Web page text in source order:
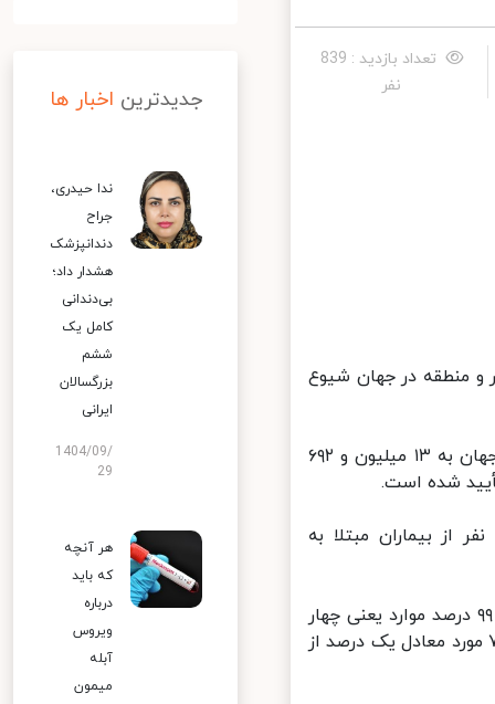
تعداد بازدید : 839
نفر
مبتلایان به بیماری کووید-۱۹ که تاکنون در ۲۱۳ کشور و منطقه در جهان شیوع
تازه‌ترین آمارها حاکی از آن است که شمار مبتلایان کروناویروس جدید در جهان به ۱۳ میلیون و ۶۹۲
تازه‌ترین آمارها تاکنون هشت میلیون و ۱۴۸ هزار و ۵۷۶ نفر از بیماران مبتلا به
از میان چهار میلیون و ۹۵۷ هزار و ۴۹۸ مورد ابتلای فعال در سراسر جهان، ۹۹ درصد موارد یعنی چهار
و ۸۹۷ هزار و ۷۲۸ نفر وضعیت خفیف داشته‌اند و تنها ۵۹ هزار و ۷۷۰ مورد معادل یک درصد از
جدیدترین اخبار ها
ندا حیدری،
جراح
دندانپزشک
هشدار داد؛
بی‌دندانی
کامل یک
ششم
بزرگسالان
ایرانی
1404/09/
29
هر آنچه
که باید
درباره
ویروس
آبله
میمون